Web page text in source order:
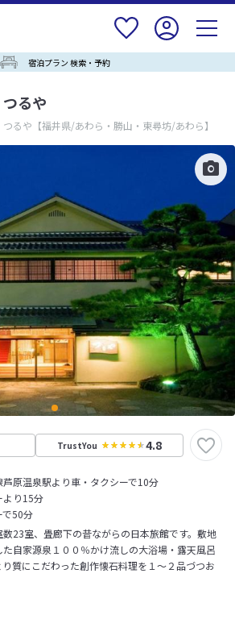
宿泊プラン 検索・予約
るや
るや 【福井県/あわら・勝山・東尋坊/あわら】
TrustYou 4.8
原温泉駅より車・タクシーで10分
より15分
で50分
23室、畳廊下の昔ながらの日本旅館です。敷地
自家源泉１００％かけ流しの大浴場・露天風呂
質にこだわった創作懐石料理を１～２品づつお